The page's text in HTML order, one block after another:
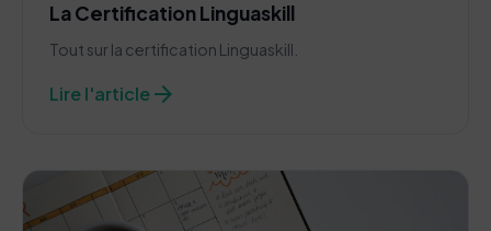
La Certification Linguaskill
Tout sur la certification Linguaskill.
Lire l'articlearrow_forward